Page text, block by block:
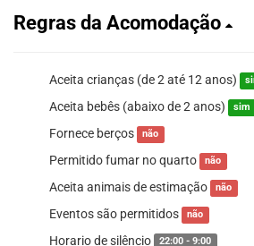
Regras da Acomodação
Aceita crianças (de 2 até 12 anos)
Aceita bebês (abaixo de 2 anos) sim
Fornece berços não
Permitido fumar no quarto não
Aceita animais de estimação não
Eventos são permitidos não
Horario de silêncio 22:00 - 9:00